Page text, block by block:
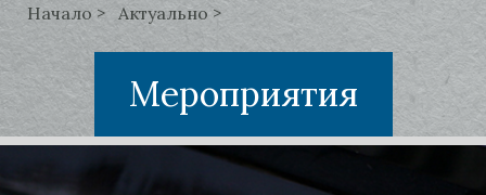
Начало Актуально
Мероприятия